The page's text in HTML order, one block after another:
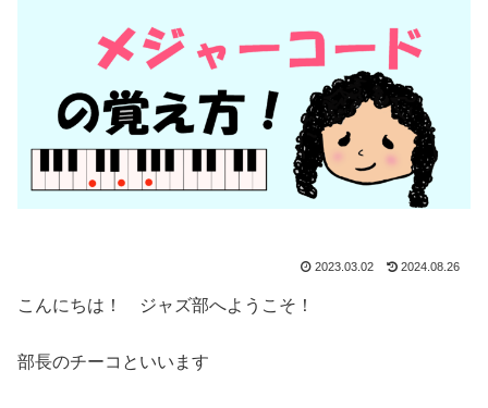
2023.03.02 2024.08.26
こんにちは！ ジャズ部へようこそ！
部長のチーコといいます